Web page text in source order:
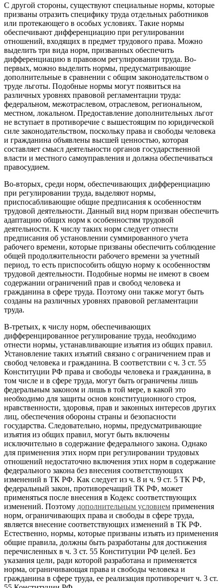
С другой стороны, существуют специальные нормы, которые
призваны отразить специфику труда отдельных работников
или протекающего в особых условиях. Такие нормы
обеспечивают дифференциацию при регулировании
отношений, входящих в предмет трудового права. Можно
выделить три вида норм, призванных обеспечить
дифференциацию в правовом регулировании труда. Во-
первых, можно выделить нормы, предусматривающие
дополнительные в сравнении с общим законодательством о
труде льготы. Подобные нормы могут появиться на
различных уровнях правовой регламентации труда:
федеральном, межотраслевом, отраслевом, региональном,
местном, локальном. Предоставление дополнительных льгот
не вступает в противоречие с вышестоящим по юридической
силе законодательством, поскольку права и свободы человека
и гражданина объявлены высшей ценностью, которая
составляет смысл деятельности органов государственной
власти и местного самоуправления и должна обеспечиваться
правосудием.
Во-вторых, среди норм, обеспечивающих дифференциацию
при регулировании труда, выделяют нормы,
приспосабливающие общие предписания к особенностям
трудовой деятельности. Данный вид норм призван обеспечить
адаптацию общих норм к особенностям трудовой
деятельности. К числу таких норм следует отнести
предписания об установлении суммированного учета
рабочего времени, которые призваны обеспечить соблюдение
общей продолжительности рабочего времени за учетный
период, то есть приспособить общую норму к особенностям
трудовой деятельности. Подобные нормы не имеют в своем
содержании ограничений прав и свобод человека и
гражданина в сфере труда. Поэтому они также могут быть
созданы на различных уровнях правовой регламентации
труда.
В-третьих, к числу норм, обеспечивающих
дифференцированное регулирование труда, необходимо
отнести нормы, устанавливающие изъятия из общих правил.
Установление таких изъятий связано с ограничением прав и
свобод человека и гражданина. В соответствии с ч. 3 ст. 55
Конституции РФ права и свободы человека и гражданина, в
том числе и в сфере труда, могут быть ограничены лишь
федеральным законом и лишь в той мере, в какой это
необходимо для защиты основ конституционного строя,
нравственности, здоровья, прав и законных интересов других
лиц, обеспечения обороны страны и безопасности
государства. Следовательно, нормы, предусматривающие
изъятия из общих правил, могут быть включены
исключительно в содержание федерального закона. Однако
для применения этих норм при регулировании трудовых
отношений недостаточно включения этих норм в содержание
федерального закона без внесения соответствующих
изменений в ТК РФ. Как следует из ч. 8 и ч. 9 ст. 5 ТК РФ,
федеральный закон, противоречащий ТК РФ, может
применяться после внесения в Кодекс соответствующих
изменений. Поэтому дополнительным условием применения
норм, ограничивающих права и свободы в сфере труда,
является внесение соответствующих изменений в ТК РФ.
Естественно, нормы, которые призваны изъять из применения
общие правила, должны быть разработаны для достижения
перечисленных в ч. 3 ст. 55 Конституции РФ целей. Без
указания цели, ради которой разработана и применяется
норма, ограничивающая права и свободы человека и
гражданина в сфере труда, ее реализация противоречит ч. 3 ст.